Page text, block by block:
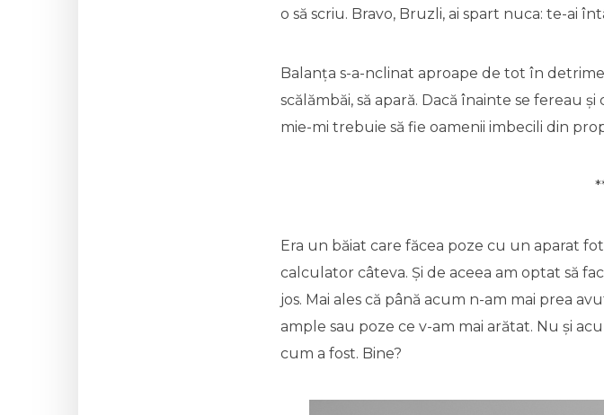
o să scriu. Bravo, Bruzli, ai spart nuca: te-ai
Balanța s-a-nclinat aproape de tot în
scălămbăi, să apară. Dacă înainte se fereau
mie-mi trebuie să fie oamenii imbecili din
Era un băiat care făcea poze cu un aparat
calculator câteva. Și de aceea am optat să
jos. Mai ales că până acum n-am mai prea
ample sau poze ce v-am mai arătat. Nu și
cum a fost. Bine?